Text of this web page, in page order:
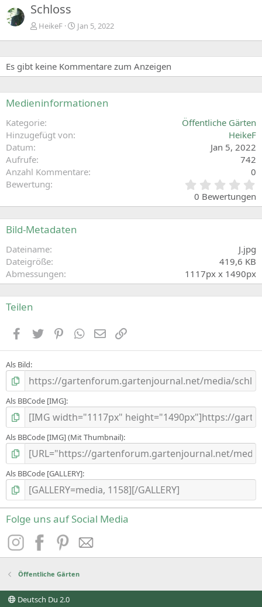
Schloss
HeikeF Jan 5, 2022
Es gibt keine Kommentare zum Anzeigen
Medieninformationen
Kategorie
Öffentliche Gärten
Hinzugefügt von
HeikeF
Datum
Jan 5, 2022
Aufrufe
742
Anzahl Kommentare
0
Bewertung
0
(
)
0 Bewertungen
Bild-Metadaten
Dateiname
J.jpg
Dateigröße
419,6 KB
Abmessungen
1117px x 1490px
Teilen
FacebookZwitschernPinterestWhatsApp
E-Mail
Als Bild
Als BBCode [IMG]
Als BBCode [IMG] (Mit Thumbnail)
Als BBCode [GALLERY]
Folge uns auf Social Media
Öffentliche Gärten
Deutsch Du 2.0